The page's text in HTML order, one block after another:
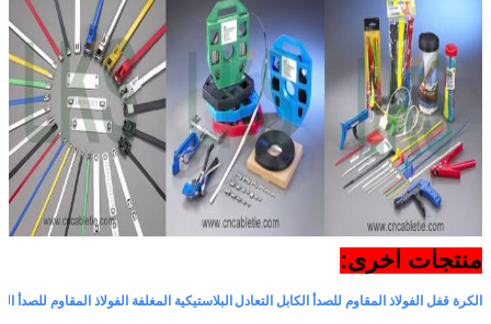
منتجات اخرى:
الكرة قفل الفولاذ المقاوم للصدأ الكابل التعادل البلاستيكية المغلفة الفولاذ المقاوم للصدأ